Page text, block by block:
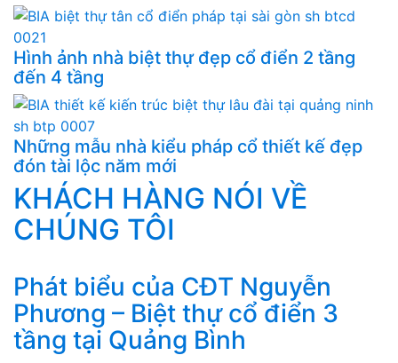
Hình ảnh nhà biệt thự đẹp cổ điển 2 tầng
đến 4 tầng
Những mẫu nhà kiểu pháp cổ thiết kế đẹp
đón tài lộc năm mới
KHÁCH HÀNG NÓI VỀ
CHÚNG TÔI
Phát biểu của CĐT Nguyễn
Phương – Biệt thự cổ điển 3
tầng tại Quảng Bình